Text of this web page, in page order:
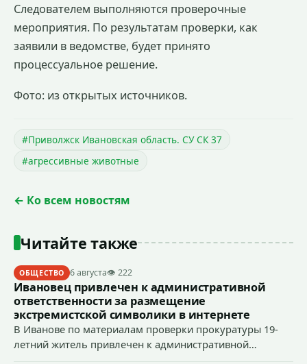
Следователем выполняются проверочные
мероприятия. По результатам проверки, как
заявили в ведомстве, будет принято
процессуальное решение.
Фото: из открытых источников.
#Приволжск Ивановская область. СУ СК 37
#агрессивные животные
← Ко всем новостям
Читайте также
ОБЩЕСТВО 6 августа👁 222
Ивановец привлечен к административной
ответственности за размещение
экстремистской символики в интернете
В Иванове по материалам проверки прокуратуры 19-
летний житель привлечен к административной